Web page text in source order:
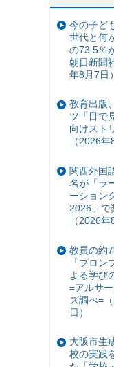
今の子ど
世代と何
の73.5％
朝日新聞
年8月7日）
教育出版
ツ「目で
向けスト
（2026年
関西外国
名が「ラ
ーション
2026」で
（2026年
教員の約
「プロン
よる学び
=アルサ
ズ調べ=
日）
大阪市生
校の実践